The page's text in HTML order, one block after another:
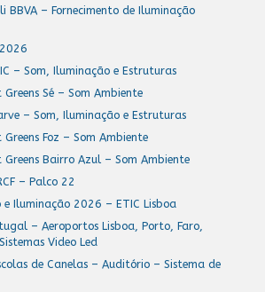
BBVA – Fornecimento de Iluminação
– Som, Iluminação e Estruturas
Sé – Som Ambiente
– Som, Iluminação e Estruturas
Foz – Som Ambiente
Bairro Azul – Som Ambiente
– Palco 22
e Iluminação 2026 – ETIC Lisboa
– Aeroportos Lisboa, Porto, Faro,
Video Led
de Canelas – Auditório – Sistema de